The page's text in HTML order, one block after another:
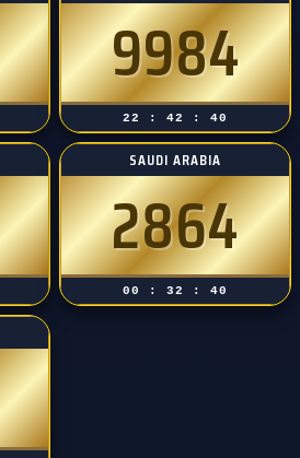
9984
22 : 42 : 39
SAUDI ARABIA
2864
00 : 32 : 39